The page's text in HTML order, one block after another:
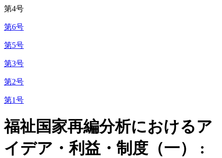
第4号
第6号
第5号
第3号
第2号
第1号
福祉国家再編分析におけるア
イデア・利益・制度（一） :